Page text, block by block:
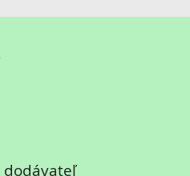
dodávateľ